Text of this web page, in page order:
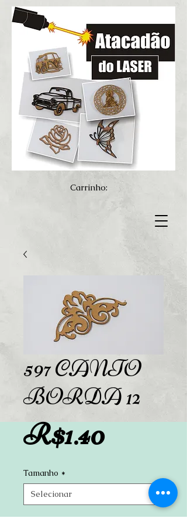
Carrinho:
597 CANTO
BORDA 12
R$1.40Preço
Tamanho *